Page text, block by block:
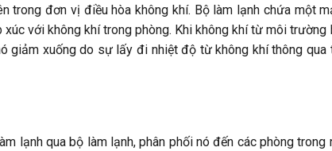
trong đơn vị điều hòa không khí. Bộ làm lạnh chứa một
với không khí trong phòng. Khi không khí từ môi trường
giảm xuống do sự lấy đi nhiệt độ từ không khí thông qua
lạnh qua bộ làm lạnh, phân phối nó đến các phòng trong